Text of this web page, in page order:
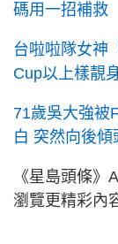
碼用一招補救
台啦啦隊女神
Cup以上樣靚
71歲吳大強被
白 突然向後
《星島頭條》
瀏覽更精彩內